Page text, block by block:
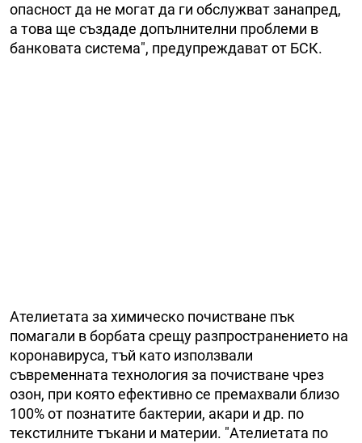
опасност да не могат да ги обслужват занапред,
а това ще създаде допълнителни проблеми в
банковата система", предупреждават от БСК.
Ателиетата за химическо почистване пък
помагали в борбата срещу разпространението на
коронавируса, тъй като използвали
съвременната технология за почистване чрез
озон, при която ефективно се премахвали близо
100% от познатите бактерии, акари и др. по
текстилните тъкани и материи. "Ателиетата по